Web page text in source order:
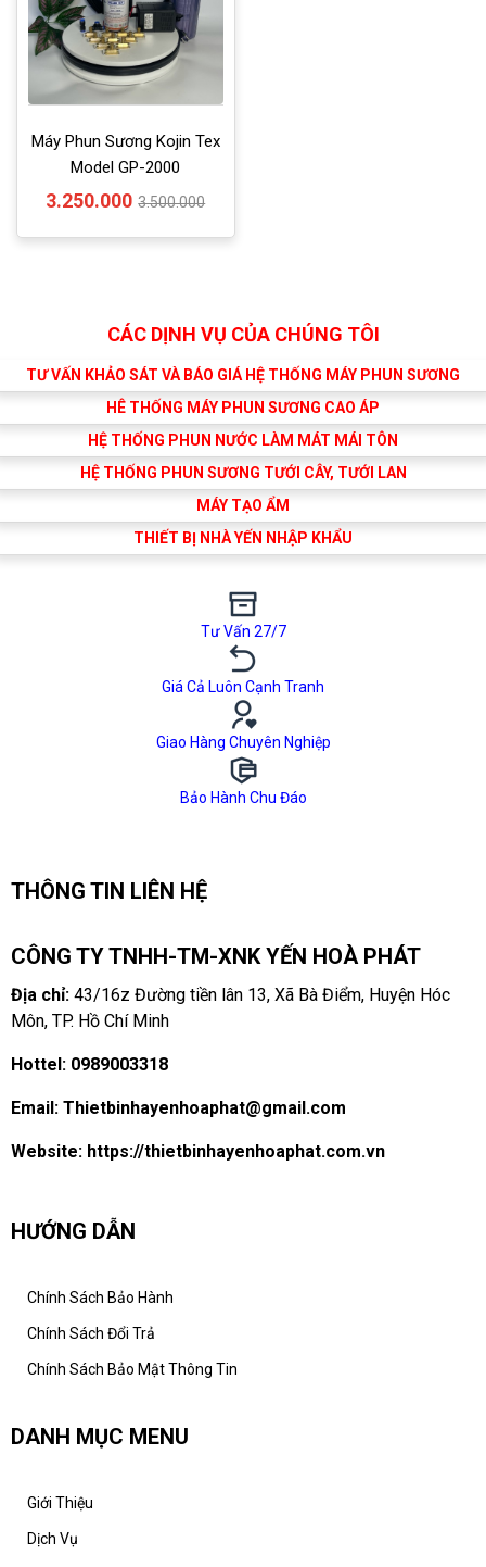
Máy Phun Sương Kojin Tex
Model GP-2000
3.250.000 3.500.000
CÁC DỊNH VỤ CỦA CHÚNG TÔI
TƯ VẤN KHẢO SÁT VÀ BÁO GIÁ HỆ THỐNG MÁY PHUN SƯƠNG
HÊ THỐNG MÁY PHUN SƯƠNG CAO ÁP
HỆ THỐNG PHUN NƯỚC LÀM MÁT MÁI TÔN
HỆ THỐNG PHUN SƯƠNG TƯỚI CÂY, TƯỚI LAN
MÁY TẠO ẨM
THIẾT BỊ NHÀ YẾN NHẬP KHẨU
Tư Vấn 27/7
Giá Cả Luôn Cạnh Tranh
Giao Hàng Chuyên Nghiệp
Bảo Hành Chu Đáo
THÔNG TIN LIÊN HỆ
CÔNG TY TNHH-TM-XNK YẾN HOÀ PHÁT
Địa chỉ: 43/16z Đường tiền lân 13, Xã Bà Điểm, Huyện Hóc
Môn, TP. Hồ Chí Minh
Hottel: 0989003318
Email: Thietbinhayenhoaphat@gmail.com
Website: https://thietbinhayenhoaphat.com.vn
HƯỚNG DẪN
Chính Sách Bảo Hành
Chính Sách Đổi Trả
Chính Sách Bảo Mật Thông Tin
DANH MỤC MENU
Giới Thiệu
Dịch Vụ